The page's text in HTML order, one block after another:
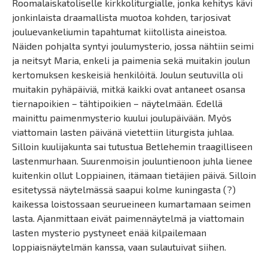
Roomalaiskatoliselle kirkkoliturgialle, jonka kehitys kävi
jonkinlaista draamallista muotoa kohden, tarjosivat
jouluevankeliumin tapahtumat kiitollista aineistoa.
Näiden pohjalta syntyi joulumysterio, jossa nähtiin seimi
ja neitsyt Maria, enkeli ja paimenia sekä muitakin joulun
kertomuksen keskeisiä henkilöitä. Joulun seutuvilla oli
muitakin pyhäpäiviä, mitkä kaikki ovat antaneet osansa
tiernapoikien – tähtipoikien – näytelmään. Edellä
mainittu paimenmysterio kuului joulupäivään. Myös
viattomain lasten päivänä vietettiin liturgista juhlaa.
Silloin kuulijakunta sai tutustua Betlehemin traagilliseen
lastenmurhaan. Suurenmoisin jouluntienoon juhla lienee
kuitenkin ollut Loppiainen, itämaan tietäjien päivä. Silloin
esitetyssä näytelmässä saapui kolme kuningasta (?)
kaikessa loistossaan seurueineen kumartamaan seimen
lasta. Ajanmittaan eivät paimennäytelmä ja viattomain
lasten mysterio pystyneet enää kilpailemaan
loppiaisnäytelmän kanssa, vaan sulautuivat siihen.